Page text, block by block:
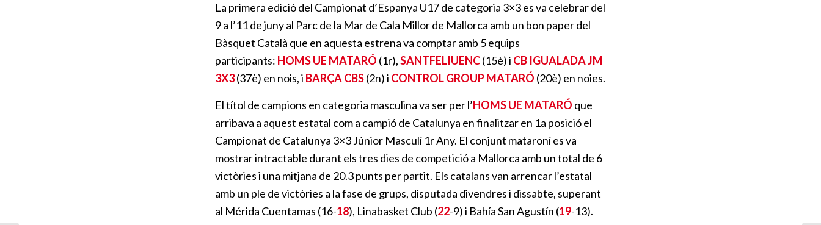
La primera edició del Campionat d’Espanya U17 de categoria 3×3 es va celebrar del
9 a l’11 de juny al Parc de la Mar de Cala Millor de Mallorca amb un bon paper del
Bàsquet Català que en aquesta estrena va comptar amb 5 equips
participants: HOMS UE MATARÓ (1r),SANTFELIUENC(15è) i CB IGUALADA JM
3X3(37è) en nois, i BARÇA CBS(2n) i CONTROL GROUP MATARÓ (20è) en noies.
El títol de campions en categoria masculina va ser per l’HOMS UE MATARÓ que
arribava a aquest estatal com a campió de Catalunya en finalitzar en 1a posició el
Campionat de Catalunya 3×3 Júnior Masculí 1r Any. El conjunt mataroní es va
mostrar intractable durant els tres dies de competició a Mallorca amb un total de 6
victòries i una mitjana de 20.3 punts per partit. Els catalans van arrencar l’estatal
amb un ple de victòries a la fase de grups, disputada divendres i dissabte, superant
al Mérida Cuentamas (16-18), Linabasket Club (22-9) i Bahía San Agustín (19-13).